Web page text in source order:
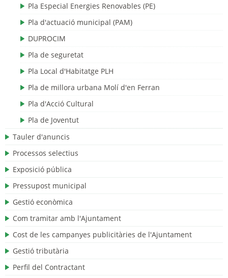
Pla Especial Energies Renovables (PE)
Pla d'actuació municipal (PAM)
DUPROCIM
Pla de seguretat
Pla Local d'Habitatge PLH
Pla de millora urbana Molí d'en Ferran
Pla d'Acció Cultural
Pla de Joventut
Tauler d'anuncis
Processos selectius
Exposició pública
Pressupost municipal
Gestió econòmica
Com tramitar amb l'Ajuntament
Cost de les campanyes publicitàries de l'Ajuntament
Gestió tributària
Perfil del Contractant